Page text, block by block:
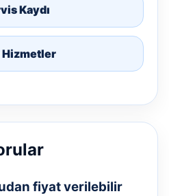
Kaydı
Hizmetler
fiyat verilebilir